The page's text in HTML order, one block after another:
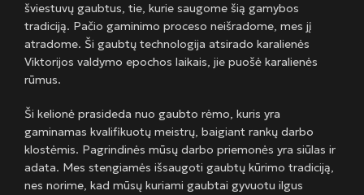
šviestuvų gaubtus, tie, kurie saugome šią gamybos
tradiciją. Pačio gaminimo proceso neišradome, mes jį
atradome. Ši gaubtų technologija atsirado karalienės
Viktorijos valdymo epochos laikais, jie puošė karalienės
rūmus.
Ši kelionė prasideda nuo gaubto rėmo, kuris yra
gaminamas kvalifikuotų meistrų, baigiant rankų darbo
klostėmis. Pagrindinės mūsų darbo priemonės yra siūlas ir
adata. Mes stengiamės išsaugoti gaubtų kūrimo tradiciją,
nes norime, kad mūsų kuriami gaubtai gyvuotu ilgus